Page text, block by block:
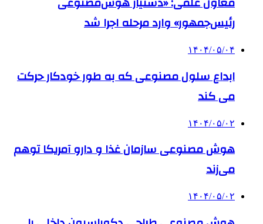
رئیس‌جمهور» وارد مرحله اجرا شد
۱۴۰۴/۰۵/۰۴
ابداع سلول مصنوعی که به طور خودکار حرکت
می کند
۱۴۰۴/۰۵/۰۲
هوش مصنوعی سازمان غذا و دارو آمریکا توهم
می‌زند
۱۴۰۴/۰۵/۰۲